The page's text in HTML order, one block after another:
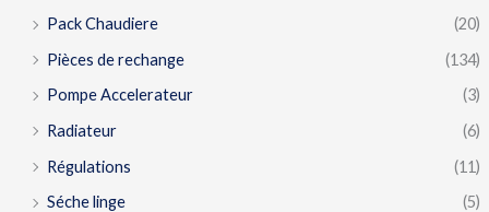
Pack Chaudiere
(20)
Pièces de rechange
(134)
Pompe Accelerateur
(3)
Radiateur
(6)
Régulations
(11)
Séche linge
(5)